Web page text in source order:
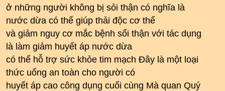
ở những người không bị sỏi thận có nghĩa là
nước dừa có thể giúp thải độc cơ thể
và giảm nguy cơ mắc bệnh sổi thận với tác dụng
là làm giảm huyết áp nước dừa
có thể hỗ trợ sức khỏe tim mạch Đây là một loại
thức uống an toàn cho người có
huyết áp cao công dụng cuối cùng Mà quan Quý